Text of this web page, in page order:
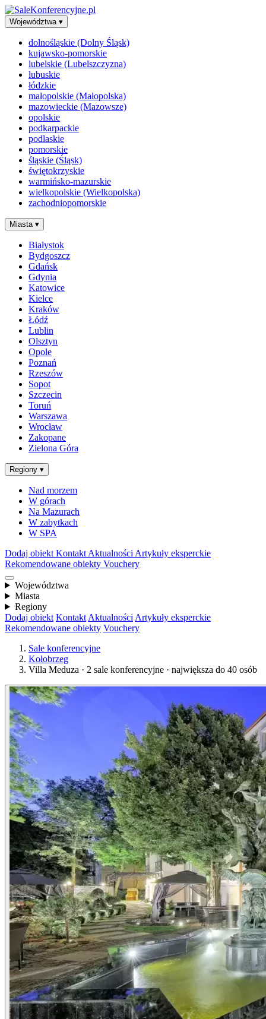
Województwa ▾
dolnośląskie (Dolny Śląsk)
kujawsko-pomorskie
lubelskie (Lubelszczyzna)
lubuskie
łódzkie
małopolskie (Małopolska)
mazowieckie (Mazowsze)
opolskie
podkarpackie
podlaskie
pomorskie
śląskie (Śląsk)
świętokrzyskie
warmińsko-mazurskie
wielkopolskie (Wielkopolska)
zachodniopomorskie
Miasta ▾
Białystok
Bydgoszcz
Gdańsk
Gdynia
Katowice
Kielce
Kraków
Łódź
Lublin
Olsztyn
Opole
Poznań
Rzeszów
Sopot
Szczecin
Toruń
Warszawa
Wrocław
Zakopane
Zielona Góra
Regiony ▾
Nad morzem
W górach
Na Mazurach
W zabytkach
W SPA
Dodaj obiekt Kontakt Aktualności Artykuły eksperckie
Rekomendowane obiekty Vouchery
Województwa
Miasta
Regiony
Dodaj obiekt Kontakt Aktualności Artykuły eksperckie
Rekomendowane obiekty Vouchery
Sale konferencyjne
Kołobrzeg
Villa Meduza · 2 sale konferencyjne · największa do 40 osób